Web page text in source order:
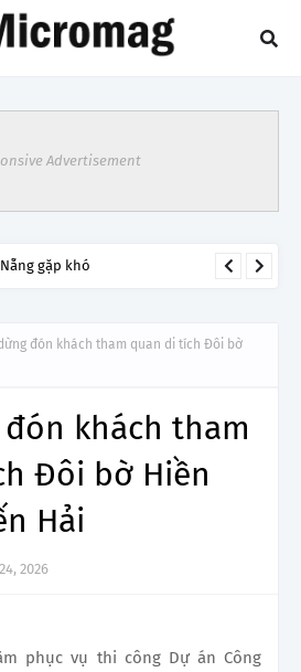
Advertisement
gặp khó
đón khách tham quan di tích Đôi bờ
khách tham
Đôi bờ Hiền
Hải
2026
phục vụ thi công Dự án Công